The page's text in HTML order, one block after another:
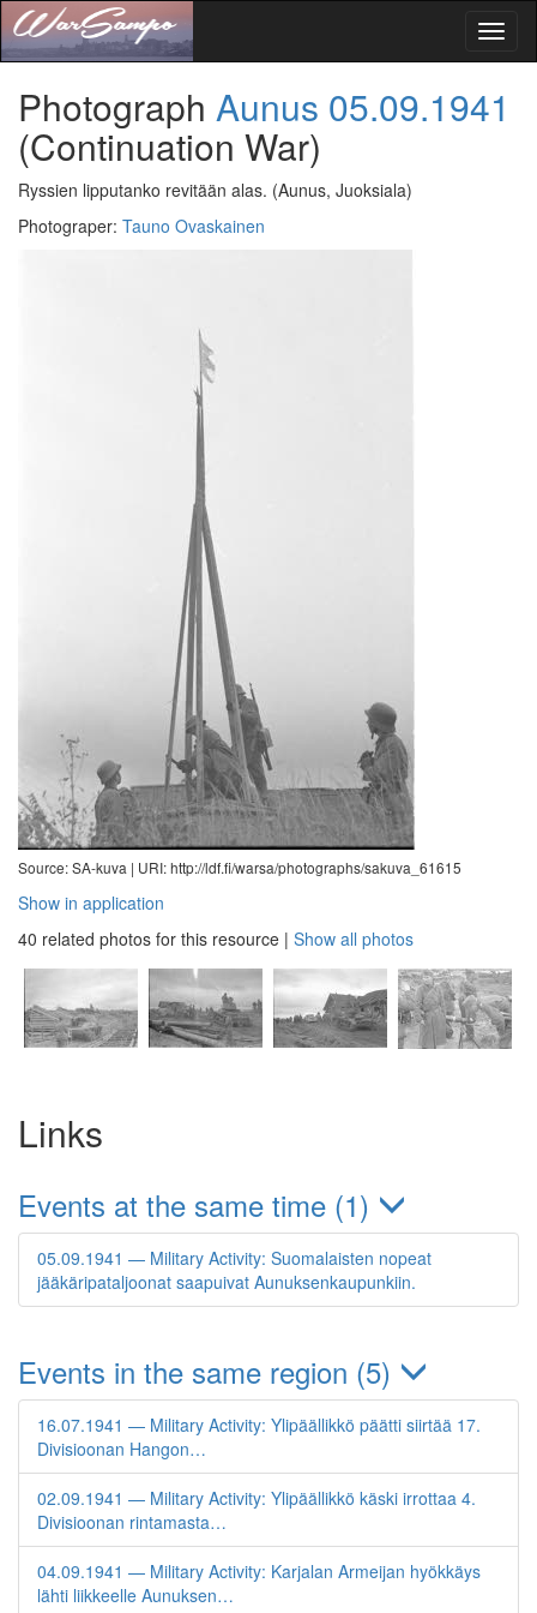
Photograph Aunus 05.09.1941
(Continuation War)
Ryssien lipputanko revitään alas. (Aunus, Juoksiala)
Photograper: Tauno Ovaskainen
Source: SA-kuva | URI: http://ldf.fi/warsa/photographs/sakuva_61615
Show in application
40 related photos for this resource | Show all photos
Links
Events at the same time (1)
05.09.1941 — Military Activity: Suomalaisten nopeat
jääkäripataljoonat saapuivat Aunuksenkaupunkiin.
Events in the same region (5)
16.07.1941 — Military Activity: Ylipäällikkö päätti siirtää 17.
Divisioonan Hangon…
02.09.1941 — Military Activity: Ylipäällikkö käski irrottaa 4.
Divisioonan rintamasta…
04.09.1941 — Military Activity: Karjalan Armeijan hyökkäys
lähti liikkeelle Aunuksen…